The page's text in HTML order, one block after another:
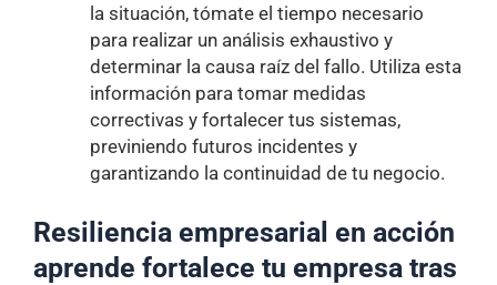
la situación, tómate el tiempo necesario
para realizar un análisis exhaustivo y
determinar la causa raíz del fallo. Utiliza esta
información para tomar medidas
correctivas y fortalecer tus sistemas,
previniendo futuros incidentes y
garantizando la continuidad de tu negocio.
Resiliencia empresarial en acción
aprende fortalece tu empresa tras